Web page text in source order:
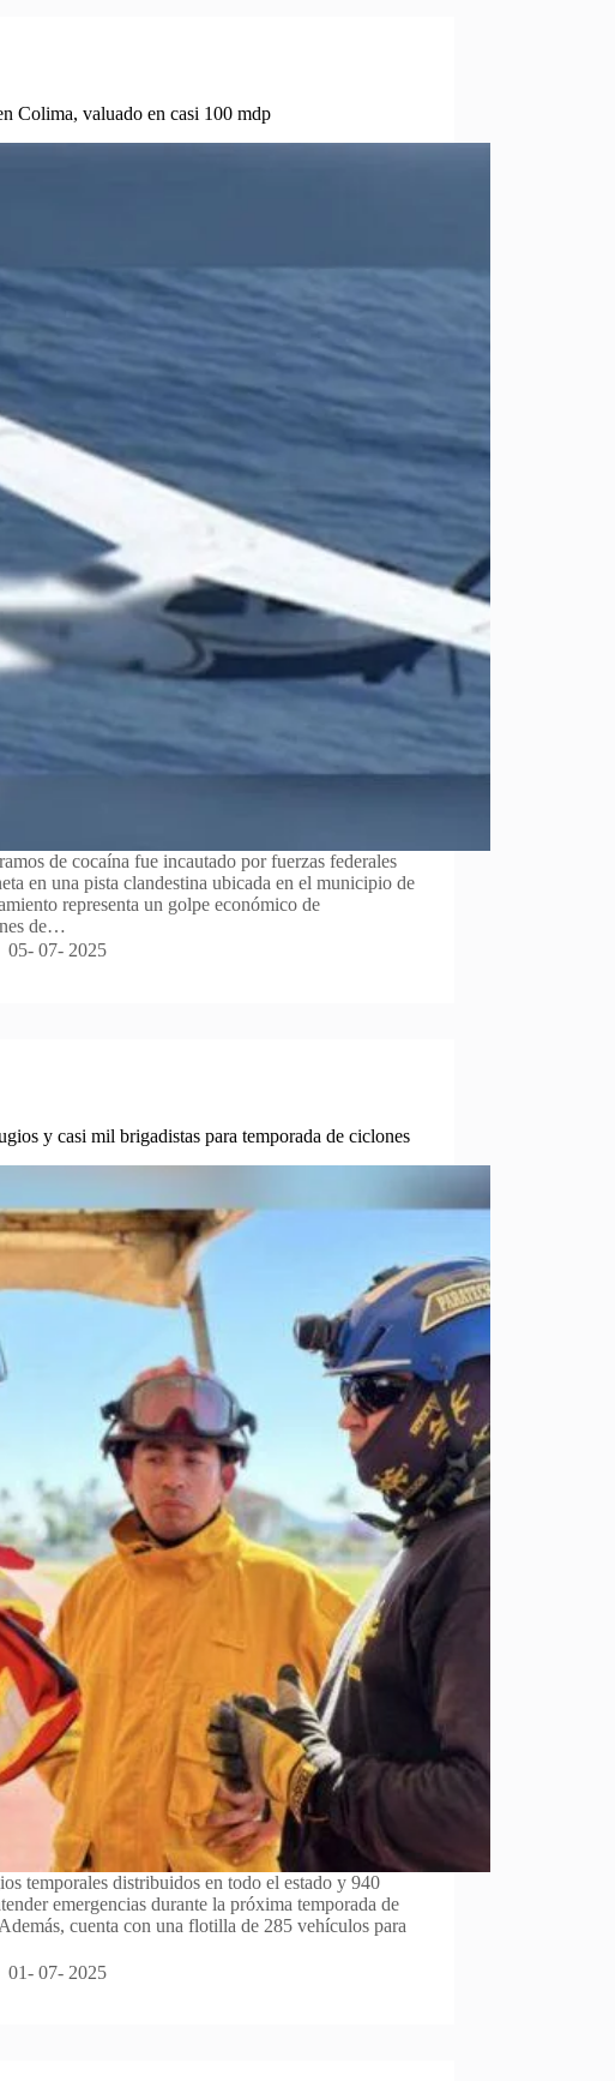
Colima, valuado en casi 100 mdp
de cocaína fue incautado por fuerzas federales
en una pista clandestina ubicada en el municipio de
representa un golpe económico de
de…
05- 07- 2025
y casi mil brigadistas para temporada de ciclones
temporales distribuidos en todo el estado y 940
emergencias durante la próxima temporada de
cuenta con una flotilla de 285 vehículos para
01- 07- 2025